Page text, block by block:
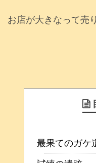
お店が大きなって売
最果てのガケ